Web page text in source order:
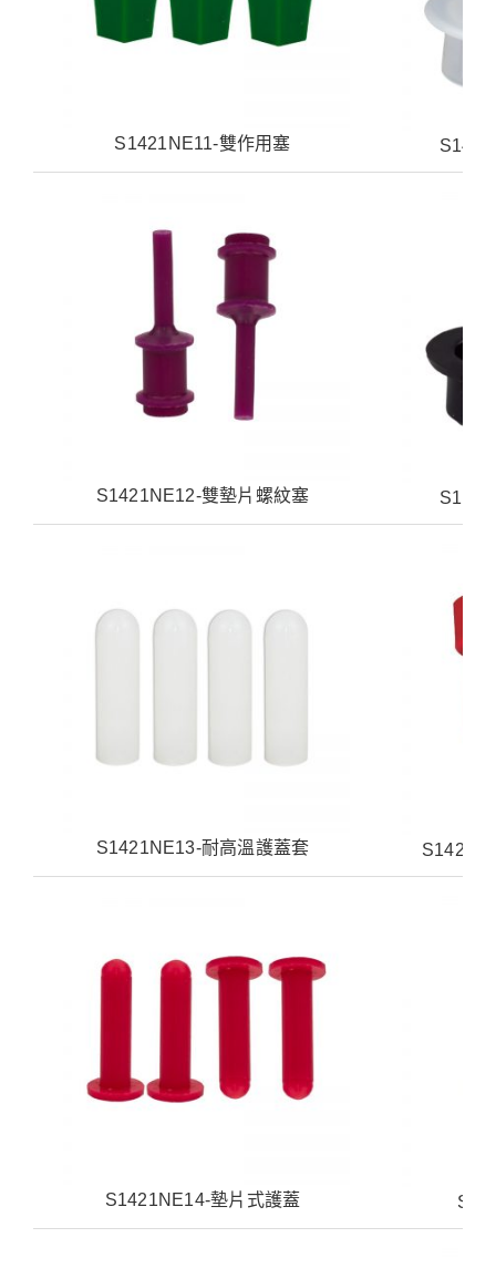
S1421NE11-雙作用塞
S1421NE12-雙墊片螺紋塞
S1421NE13-耐高溫護蓋套
S1421NE14-墊片式護蓋